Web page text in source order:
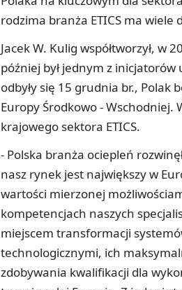
rodzima branża ETICS ma
Jacek W. Kulig współtworzył, w
później był jednym z
odbyły się 15 grudnia br., Polak
Europy Środkowo - Wschodniej.
krajowego sektora ETICS.
- Polska branża ociepleń
nasz rynek jest największy w
wartości mierzonej
kompetencjach naszych
miejscem transformacji
technologicznymi, ich
zdobywania kwalifikacji dla